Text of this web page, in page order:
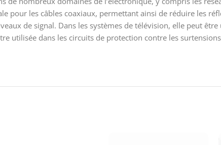
pour les câbles coaxiaux, permettant ainsi de réduire les
de signal. Dans les systèmes de télévision, elle peut
utilisée dans les circuits de protection contre les